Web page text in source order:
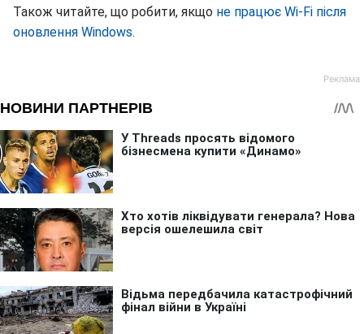
Також читайте, що робити, якщо не працює Wi-Fi після
оновлення Windows.